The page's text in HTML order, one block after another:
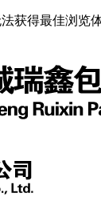
获得最佳浏览